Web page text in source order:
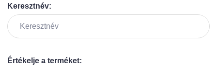
Keresztnév:
Értékelje a terméket: